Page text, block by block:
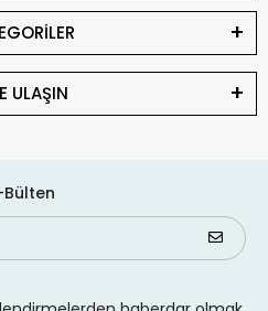
ULAŞIN
Bülten